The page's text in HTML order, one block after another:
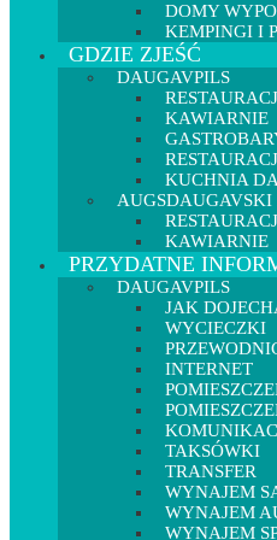
DOMY
KEMPINGI I
GDZIE ZJEŚĆ
DAUGAVPILS
KAWIARNIE
KUCHNIA
AUGSDAUGAVSKI
KAWIARNIE
PRZYDATNE
DAUGAVPILS
JAK
WYCIECZKI
INTERNET
TAKSÓWKI
TRANSFER
WYNAJEM
WYNAJEM
WYNAJEM